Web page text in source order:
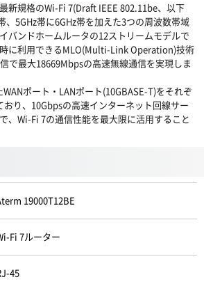
新規格のWi-Fi 7(Draft IEEE 802.11be、以下
、5GHz帯に6GHz帯を加えた3つの周波数帯域
バンドホームルータの12ストリームモデルで
に利用できるMLO(Multi-Link Operation)技術
で最大18669Mbpsの高速無線通信を実現しま
ポート・LANポート(10GBASE-T)をそれぞ
り、10Gbpsの高速インターネット回線サー
、Wi-Fi 7の通信性能を最大限に活用すること
19000T12BE
Fi 7ルーター
45